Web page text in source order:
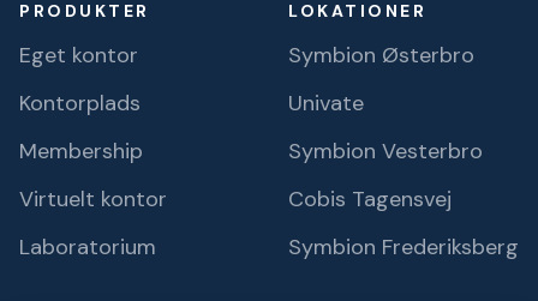
PRODUKTER
Eget kontor
Kontorplads
Membership
Virtuelt kontor
Laboratorium
LOKATIONER
Symbion Østerbro
Univate
Symbion Vesterbro
Cobis Tagensvej
Symbion Frederiksberg